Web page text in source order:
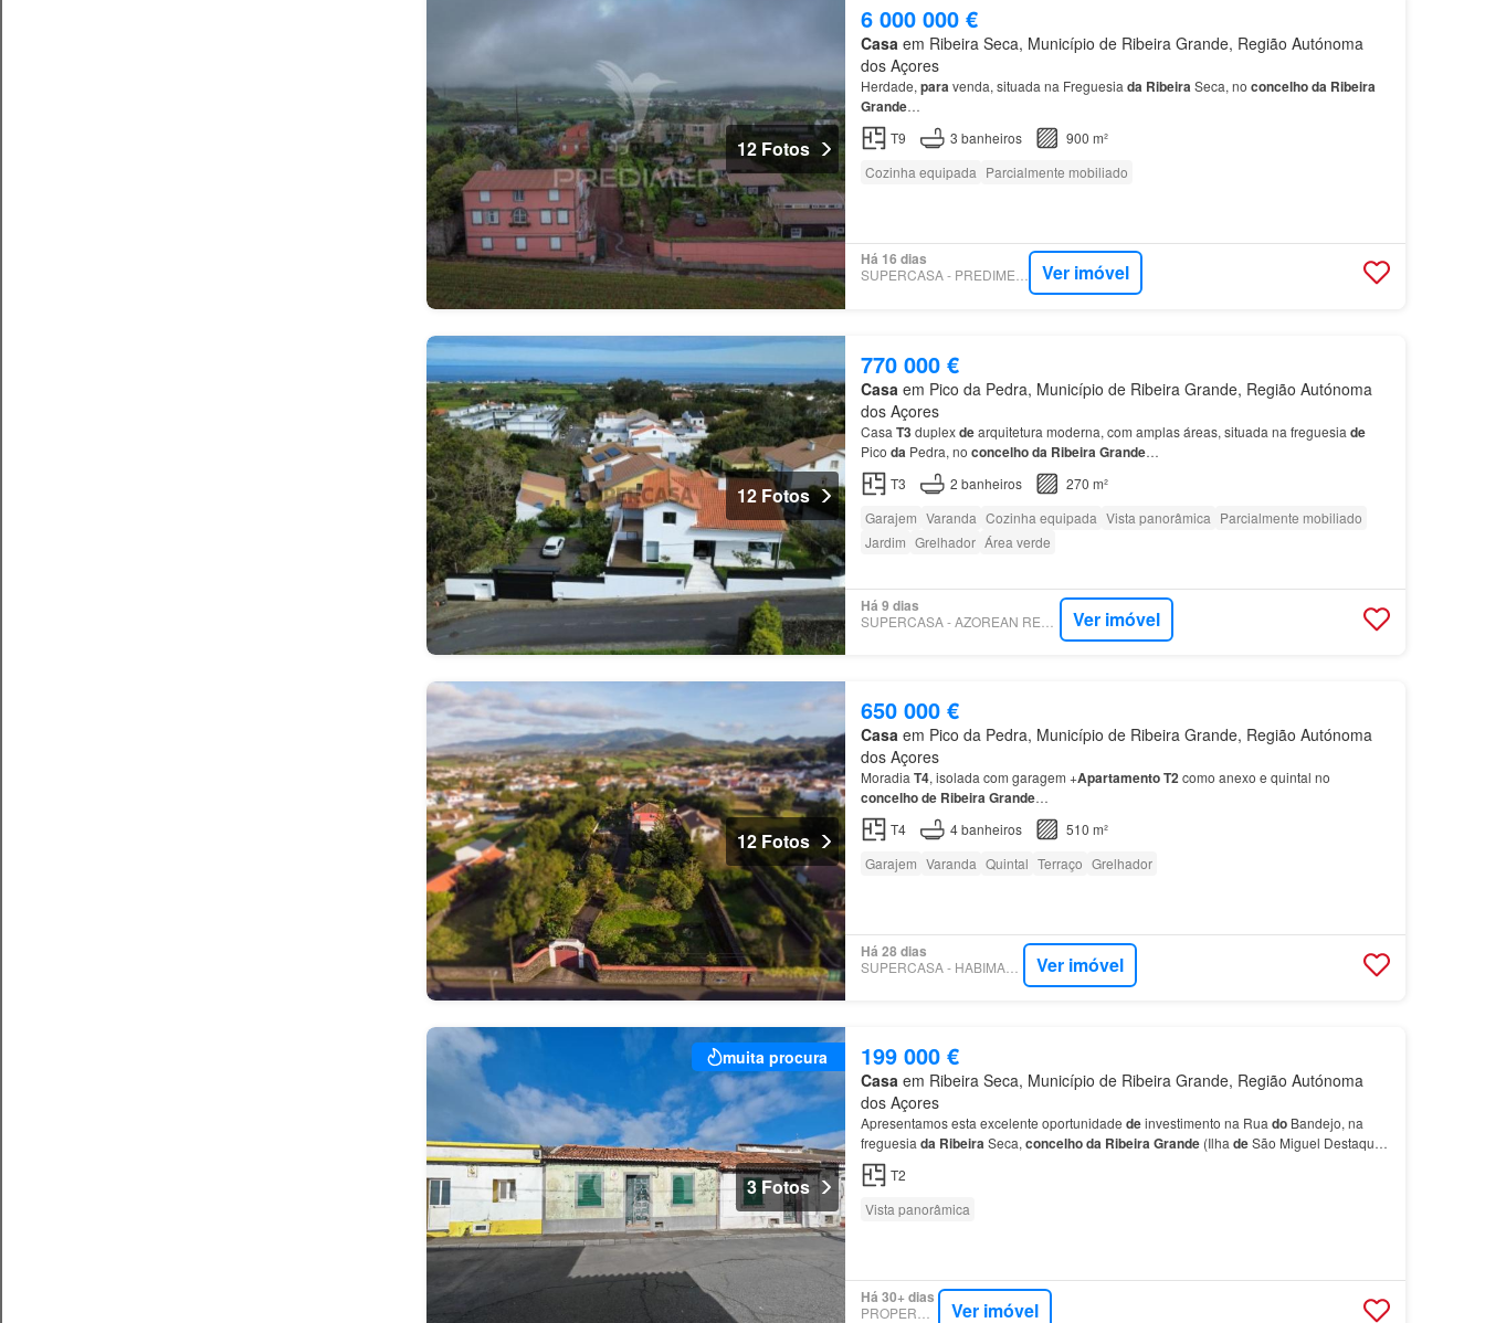
12 Fotos
6 000 000 €
Casa em Ribeira Seca, Município de Ribeira Grande, Região Autónoma
dos Açores
Herdade, paravenda, situada na Freguesia da RibeiraSeca, no concelhoda Ribeira
Grande…
T9
3 banheiros
900 m²
Cozinha equipada Parcialmente mobiliado
Há 16 dias
Ver imóvel
12 Fotos
770 000 €
Casa em Pico da Pedra, Município de Ribeira Grande, Região Autónoma
dos Açores
Casa T3duplexdearquitetura moderna, com amplas áreas, situada na freguesia de
Pico da Pedra, no concelhoda RibeiraGrande…
T3
2 banheiros
270 m²
Garajem Varanda Cozinha equipada Vista panorâmica Parcialmente mobiliado
Jardim Grelhador Área verde
Há 9 dias
Ver imóvel
12 Fotos
650 000 €
Casaem Pico da Pedra, Município de Ribeira Grande, Região Autónoma
dos Açores
Moradia T4, isolada com garagem +ApartamentoT2como anexo e quintal no
concelhode RibeiraGrande…
T4
4banheiros
510 m²
Garajem Varanda Quintal Terraço Grelhador
Há 28 dias
SUPERCASA - HABIMAX IMOBILIÁRIA Ver imóvel
muita procura
3 Fotos
199 000 €
Casaem Ribeira Seca, Município de Ribeira Grande, Região Autónoma
dos Açores
Apresentamos esta excelente oportunidade deinvestimento na Rua doBandejo, na
freguesia da RibeiraSeca, concelhoda RibeiraGrande(Ilha deSão Miguel Destaques
doimóvel: Área
T2
Vista panorâmica
Há 30+ dias
Ver imóvel